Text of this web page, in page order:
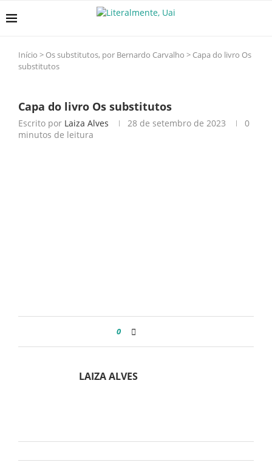
Início > Os substitutos, por Bernardo Carvalho > Capa do livro Os
substitutos
Capa do livro Os substitutos
Escrito por Laiza Alves 28 de setembro de 2023
0
minutos de leitura
0
LAIZA ALVES